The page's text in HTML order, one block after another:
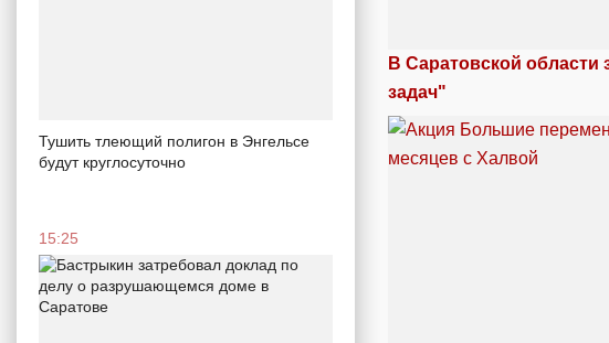
Тушить тлеющий полигон в Энгельсе
будут круглосуточно
15:25
В Саратовской
задач"